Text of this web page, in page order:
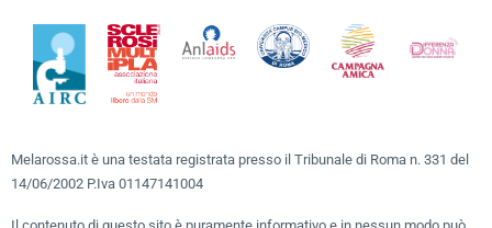
Melarossa.it è una testata registrata presso il Tribunale di Roma n. 331 del
14/06/2002 P.Iva 01147141004